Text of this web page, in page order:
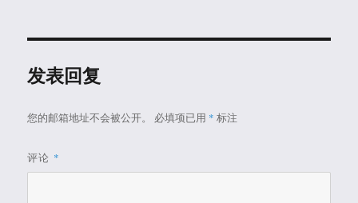
发表回复
您的邮箱地址不会被公开。 必填项已用 * 标注
评论 *